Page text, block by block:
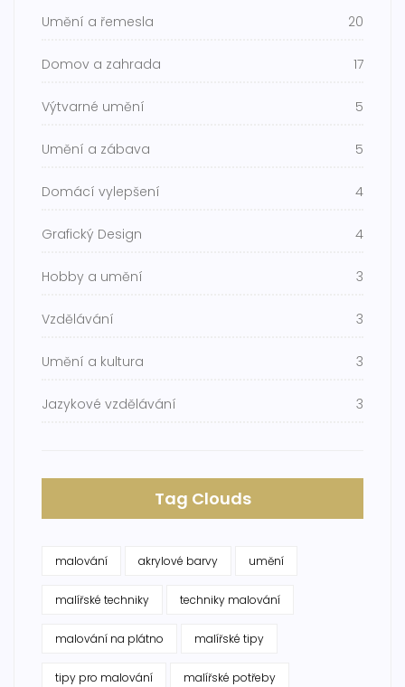
Umění a řemesla 20
Domov a zahrada 17
Výtvarné umění 5
Umění a zábava 5
Domácí vylepšení 4
Grafický Design 4
Hobby a umění 3
Vzdělávání 3
Umění a kultura 3
Jazykové vzdělávání 3
Tag Clouds
malování akrylové barvy umění
malířské techniky techniky malování
malování na plátno malířské tipy
tipy pro malování malířské potřeby